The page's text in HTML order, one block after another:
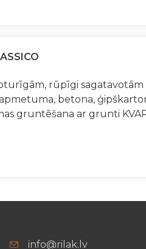
rūpīgi sagatavotām
betona,
gruntēšana ar grunti
info@rilak.lv